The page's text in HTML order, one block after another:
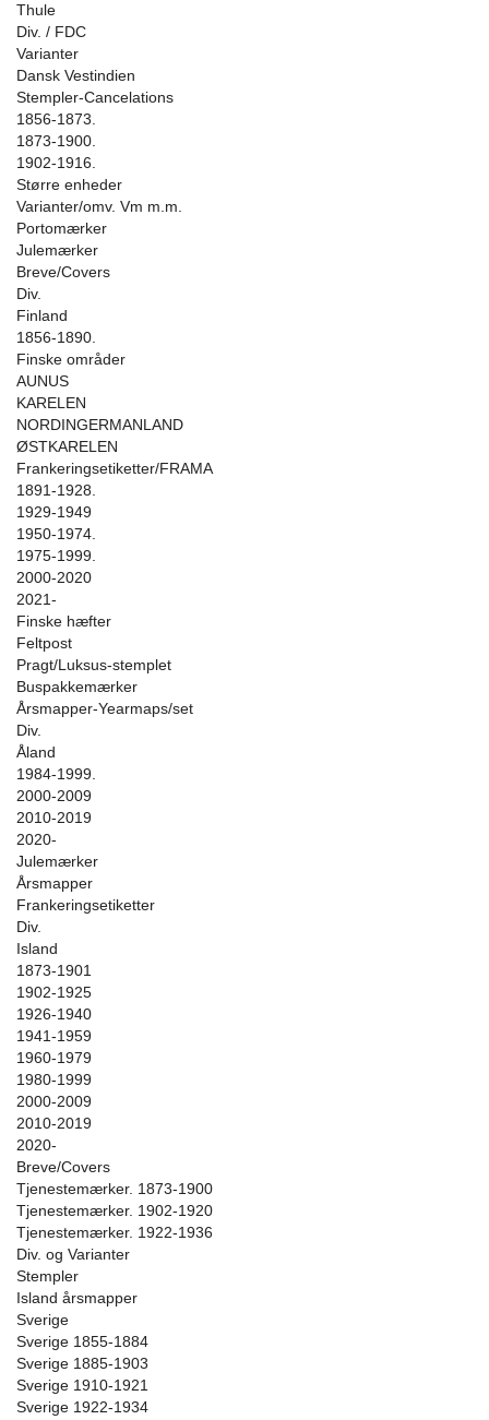
Thule
Div. / FDC
Varianter
Dansk Vestindien
Stempler-Cancelations
1856-1873.
1873-1900.
1902-1916.
Større enheder
Varianter/omv. Vm m.m.
Portomærker
Julemærker
Breve/Covers
Div.
Finland
1856-1890.
Finske områder
AUNUS
KARELEN
NORDINGERMANLAND
ØSTKARELEN
Frankeringsetiketter/FRAMA
1891-1928.
1929-1949
1950-1974.
1975-1999.
2000-2020
2021-
Finske hæfter
Feltpost
Pragt/Luksus-stemplet
Buspakkemærker
Årsmapper-Yearmaps/set
Div.
Åland
1984-1999.
2000-2009
2010-2019
2020-
Julemærker
Årsmapper
Frankeringsetiketter
Div.
Island
1873-1901
1902-1925
1926-1940
1941-1959
1960-1979
1980-1999
2000-2009
2010-2019
2020-
Breve/Covers
Tjenestemærker. 1873-1900
Tjenestemærker. 1902-1920
Tjenestemærker. 1922-1936
Div. og Varianter
Stempler
Island årsmapper
Sverige
Sverige 1855-1884
Sverige 1885-1903
Sverige 1910-1921
Sverige 1922-1934